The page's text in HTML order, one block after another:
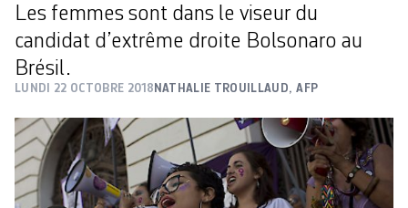
Les femmes sont dans le viseur du
candidat d’extrême droite Bolsonaro au
Brésil.
LUNDI 22 OCTOBRE 2018 NATHALIE TROUILLAUD, AFP